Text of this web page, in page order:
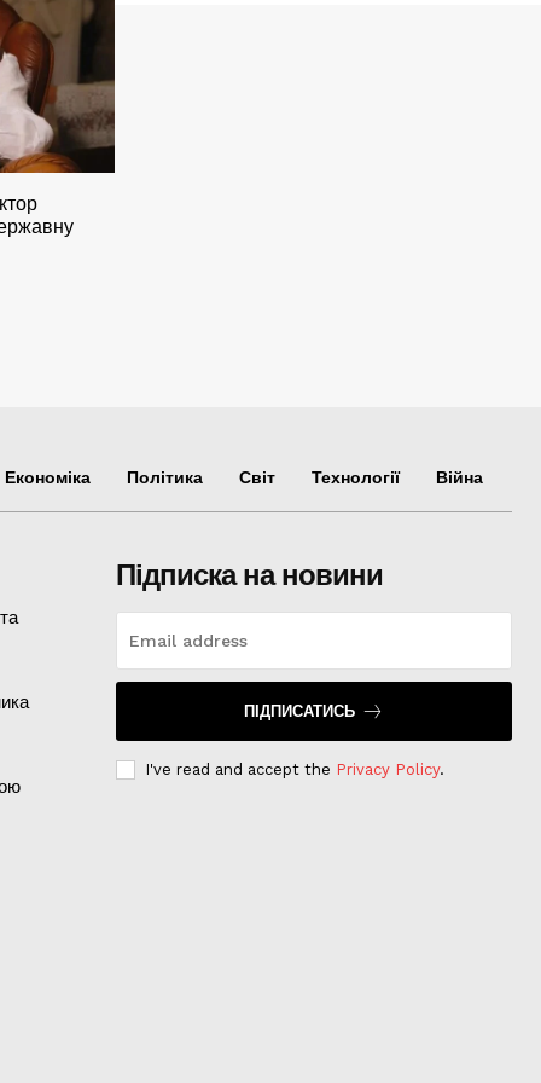
Економіка Політика Світ Технології Війна
Підписка на новини
ПІДПИСАТИСЬ
I've read and accept the Privacy Policy.